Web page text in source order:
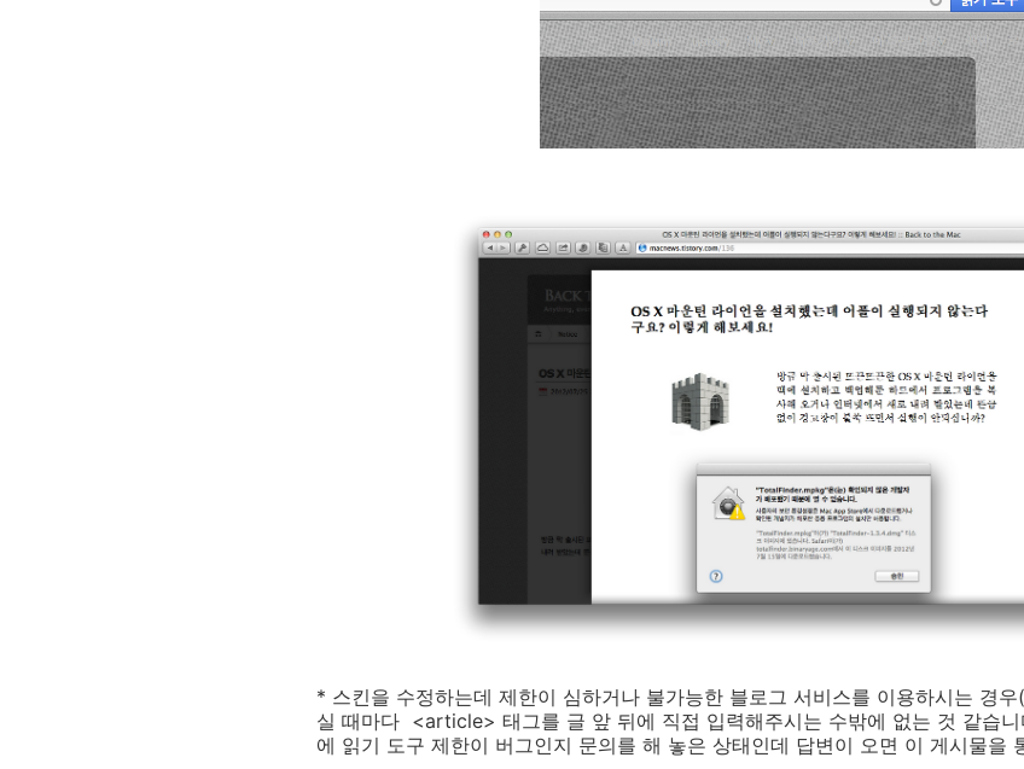
* 스킨을 수정하는데 제한이 심하거나 불가능한 블로그 서비스를 이용하시는 경
실 때마다 <article> 태그를 글 앞 뒤에 직접 입력해주시는 수밖에 없는 것 같습
에 읽기 도구 제한이 버그인지 문의를 해 놓은 상태인데 답변이 오면 이 게시물을